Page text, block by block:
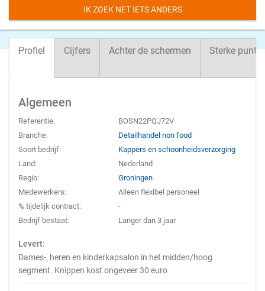
IK ZOEK NET IETS ANDERS
Profiel Cijfers Achter de schermen Sterke
Algemeen
Referentie:
BOSN22PQJ72V
Branche:
Detailhandel non food
Soort bedrijf:
Kappers en schoonheidsverzorging
Land:
Nederland
Regio:
Groningen
Medewerkers:
Alleen flexibel personeel
% tijdelijk contract:
-
Bedrijf bestaat:
Langer dan 3 jaar
Levert:
Dames-, heren en kinderkapsalon in het midden/hoog
segment. Knippen kost ongeveer 30 euro